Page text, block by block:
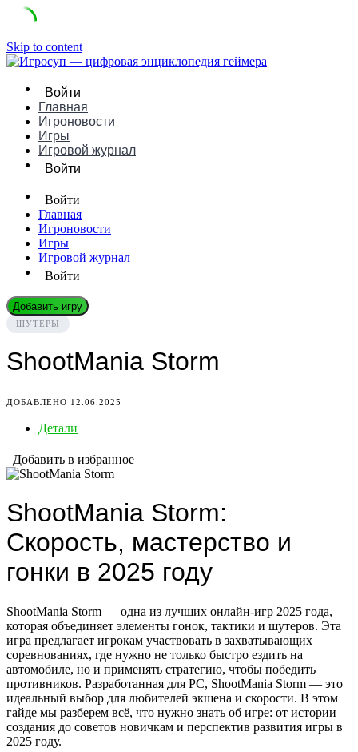
Skip to content
Войти
Главная
Игроновости
Игры
Игровой журнал
Войти
Войти
Главная
Игроновости
Игры
Игровой журнал
Войти
Добавить игру
ШУТЕРЫ
ShootMania Storm
ДОБАВЛЕНО 12.06.2025
Детали
Добавить в избранное
ShootMania Storm:
Скорость, мастерство и
гонки в 2025 году
ShootMania Storm — одна из лучших онлайн-игр 2025 года,
которая объединяет элементы гонок, тактики и шутеров. Эта
игра предлагает игрокам участвовать в захватывающих
соревнованиях, где нужно не только быстро ездить на
автомобиле, но и применять стратегию, чтобы победить
противников. Разработанная для PC, ShootMania Storm — это
идеальный выбор для любителей экшена и скорости. В этом
гайде мы разберем всё, что нужно знать об игре: от истории
создания до советов новичкам и перспектив развития игры в
2025 году.